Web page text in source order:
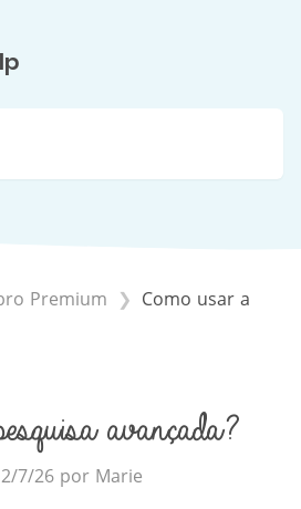
Premium
Como usar a
avançada?
7/26 por Marie